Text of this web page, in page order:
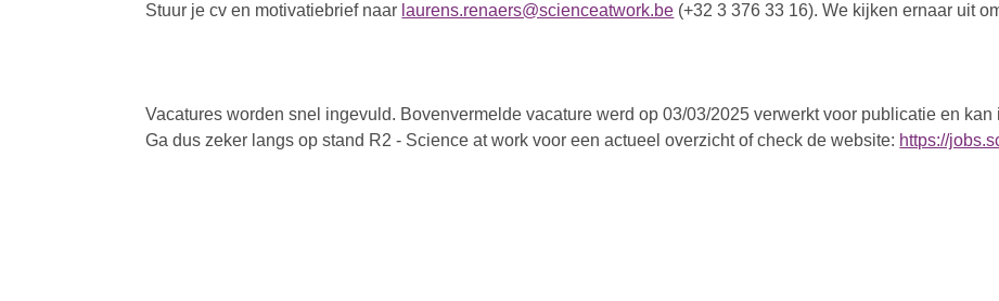
Stuur je cv en motivatiebrief naar laurens.renaers@scienceatwork.be (+32 3 376 33 16). We kijken ernaar uit
Vacatures worden snel ingevuld. Bovenvermelde vacature werd op 03/03/2025 verwerkt voor publicatie en
Ga dus zeker langs op stand R2 - Science at work voor een actueel overzicht of check de website: https://